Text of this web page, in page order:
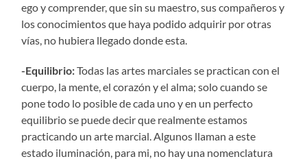
ego y comprender, que sin su maestro, sus compañeros y
los conocimientos que haya podido adquirir por otras
vías, no hubiera llegado donde esta.
-Equilibrio:Todas las artes marciales se practican con el
cuerpo, la mente, el corazón y el alma; solo cuando se
pone todo lo posible de cada uno y en un perfecto
equilibrio se puede decir que realmente estamos
practicando un arte marcial. Algunos llaman a este
estado iluminación, para mi, no hay una nomenclatura